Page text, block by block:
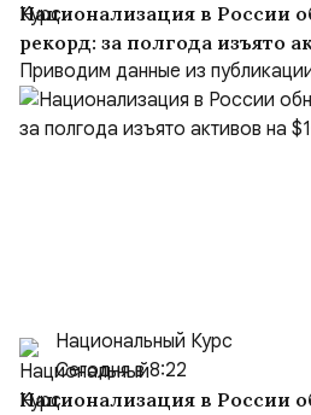
Национализация в России
рекорд: за полгода изъято
$10,16 млрд
Приводим данные из
Национальный Курс
Сегодня в 8:22
Национализация в России